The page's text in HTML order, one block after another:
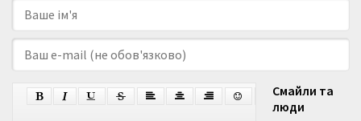
Смайли та
люди